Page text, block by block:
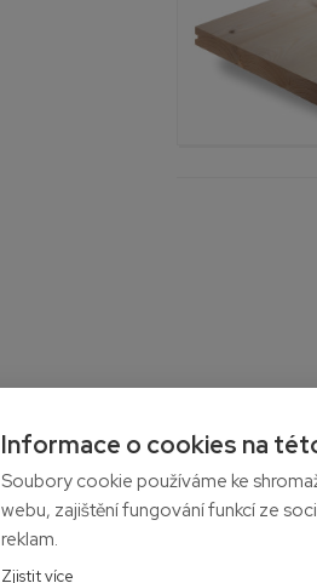
Přeprava
Informace o cookies na
Soubory cookie používáme ke
webu, zajištění fungování funkcí ze
reklam.
Zjistit více